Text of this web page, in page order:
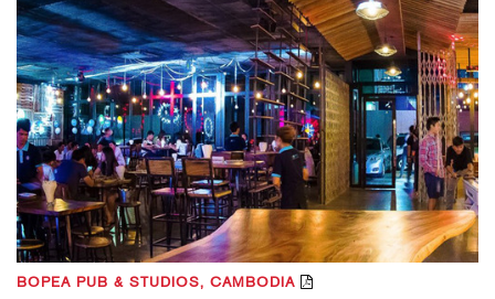
BOPEA PUB & STUDIOS, CAMBODIA